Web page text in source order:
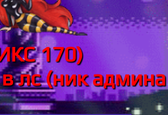
170)
лс (ник админа